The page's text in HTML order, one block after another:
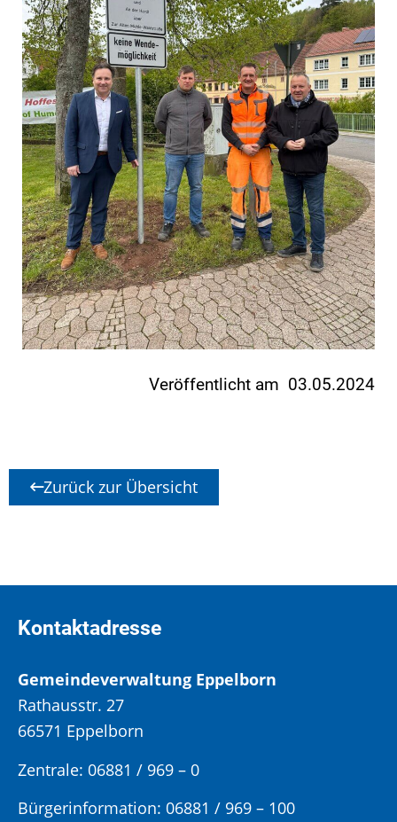
Veröffentlicht am 03.05.2024
Zurück zur Übersicht
Kontaktadresse
Gemeindeverwaltung Eppelborn
Rathausstr. 27
66571 Eppelborn
Zentrale: 06881 / 969 – 0
Bürgerinformation: 06881 / 969 – 100